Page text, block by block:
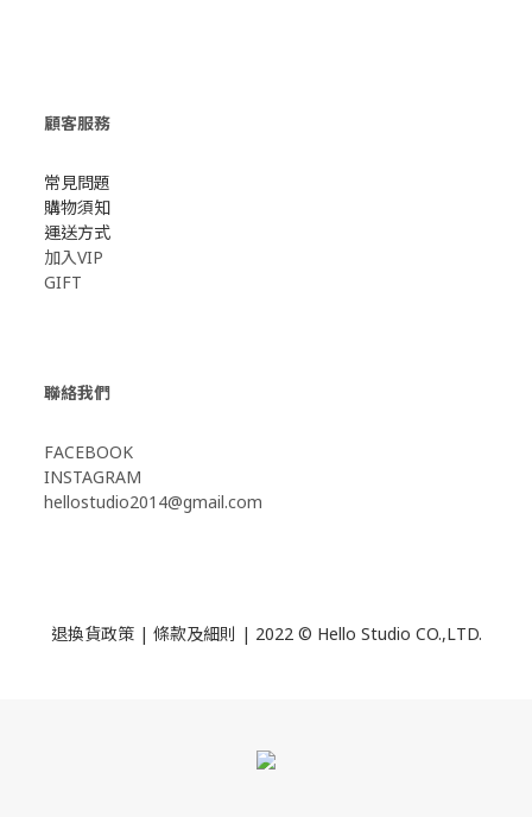
顧客服務
常見問題
購物須知
運送方式
加入VIP
GIFT
聯絡我們
FACEBOOK
INSTAGRAM
hellostudio2014@gmail.com
退換貨政策| 條款及細則 | 2022 © Hello Studio CO.,LTD.